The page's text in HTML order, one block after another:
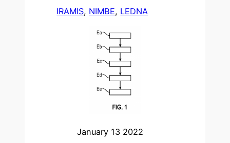
IRAMIS, NIMBE, LEDNA
January 13 2022